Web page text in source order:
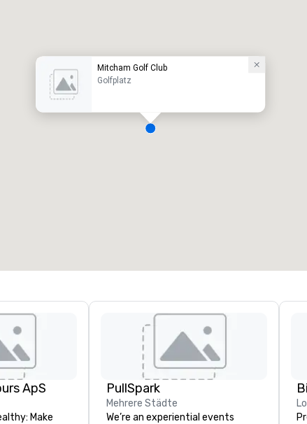
Mitcham Golf Club
Golfplatz
ApS
Make
PullSpark
Mehrere Städte
We’re an experiential events